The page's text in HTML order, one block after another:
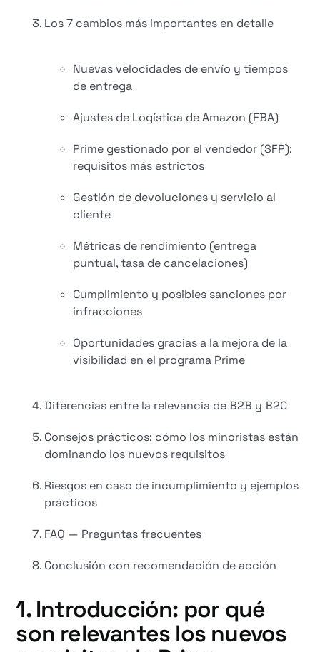
Los 7 cambios más importantes en detalle
Nuevas velocidades de envío y tiempos
de entrega
Ajustes de Logística de Amazon (FBA)
Prime gestionado por el vendedor (SFP):
requisitos más estrictos
Gestión de devoluciones y servicio al
cliente
Métricas de rendimiento (entrega
puntual, tasa de cancelaciones)
Cumplimiento y posibles sanciones por
infracciones
Oportunidades gracias a la mejora de la
visibilidad en el programa Prime
Diferencias entre la relevancia de B2B y B2C
Consejos prácticos: cómo los minoristas están
dominando los nuevos requisitos
Riesgos en caso de incumplimiento y ejemplos
prácticos
FAQ — Preguntas frecuentes
Conclusión con recomendación de acción
1. Introducción: por qué
son relevantes los nuevos